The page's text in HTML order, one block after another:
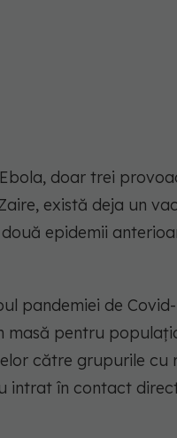
doar trei
există deja un
epidemii
pandemiei de
pentru
către grupurile cu
intrat în contact